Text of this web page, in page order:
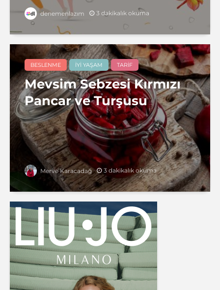
denemenlazım 3 dakikalık okuma
BESLENME İYI YAŞAM TARIF
Mevsim Sebzesi Kırmızı
Pancar ve Turşusu
Merve Karacadağ 3 dakikalık okuma